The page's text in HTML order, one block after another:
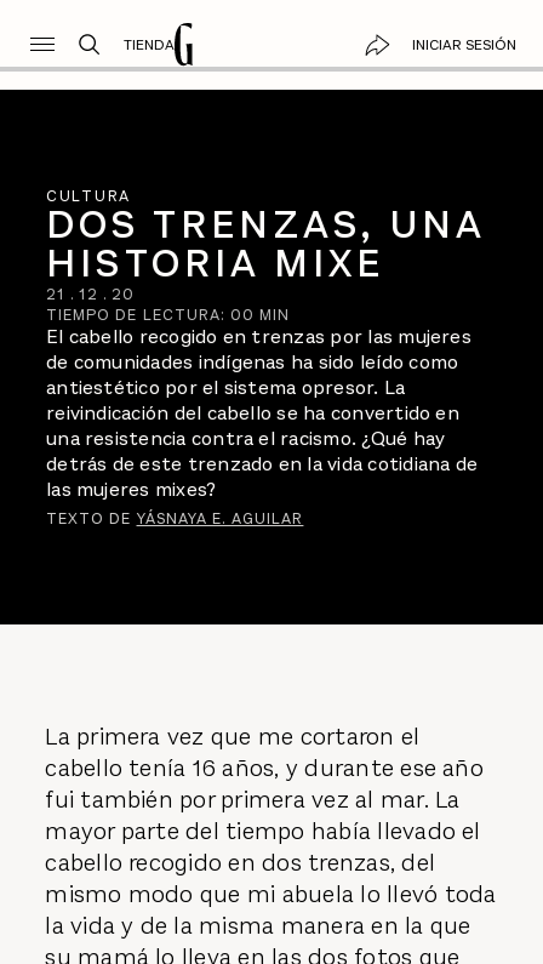
TIENDA INICIAR SESIÓN
CULTURA
DOS TRENZAS, UNA
HISTORIA MIXE
21 . 12 . 20
TIEMPO DE LECTURA: 00 MIN
El cabello recogido en trenzas por las mujeres
de comunidades indígenas ha sido leído como
antiestético por el sistema opresor. La
reivindicación del cabello se ha convertido en
una resistencia contra el racismo. ¿Qué hay
detrás de este trenzado en la vida cotidiana de
las mujeres mixes?
TEXTO DE YÁSNAYA E. AGUILAR
La primera vez que me cortaron el
cabello tenía 16 años, y durante ese año
fui también por primera vez al mar. La
mayor parte del tiempo había llevado el
cabello recogido en dos trenzas, del
mismo modo que mi abuela lo llevó toda
la vida y de la misma manera en la que